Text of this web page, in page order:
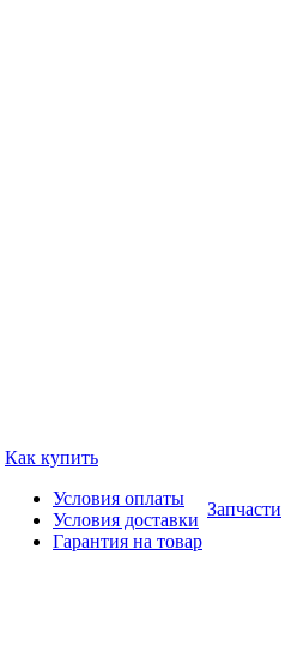
Как купить
Условия оплаты
Условия доставки
Гарантия на товар
Запчасти